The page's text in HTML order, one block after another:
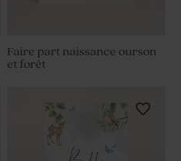
Faire part naissance ourson
et forêt